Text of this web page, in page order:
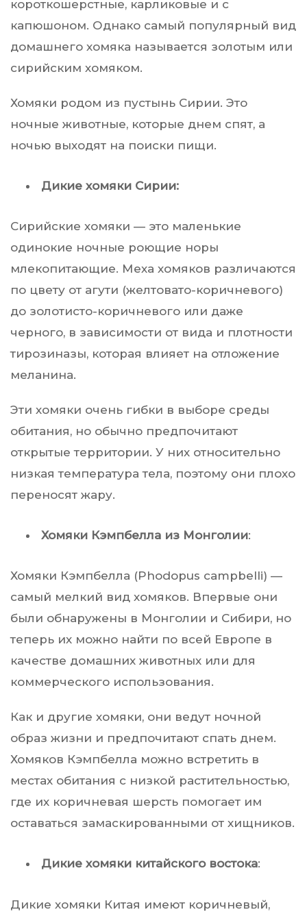
короткошерстные, карликовые и с
капюшоном. Однако самый популярный вид
домашнего хомяка называется золотым или
сирийским хомяком.
Хомяки родом из пустынь Сирии. Это
ночные животные, которые днем ​​спят, а
ночью выходят на поиски пищи.
Дикие хомяки Сирии:
Сирийские хомяки — это маленькие
одинокие ночные роющие норы
млекопитающие. Меха хомяков различаются
по цвету от агути (желтовато-коричневого)
до золотисто-коричневого или даже
черного, в зависимости от вида и плотности
тирозиназы, которая влияет на отложение
меланина.
Эти хомяки очень гибки в выборе среды
обитания, но обычно предпочитают
открытые территории. У них относительно
низкая температура тела, поэтому они плохо
переносят жару.
Хомяки Кэмпбелла из Монголии:
Хомяки Кэмпбелла (Phodopus campbelli) —
самый мелкий вид хомяков. Впервые они
были обнаружены в Монголии и Сибири, но
теперь их можно найти по всей Европе в
качестве домашних животных или для
коммерческого использования.
Как и другие хомяки, они ведут ночной
образ жизни и предпочитают спать днем.
Хомяков Кэмпбелла можно встретить в
местах обитания с низкой растительностью,
где их коричневая шерсть помогает им
оставаться замаскированными от хищников.
Дикие хомяки китайского востока:
Дикие хомяки Китая имеют коричневый,